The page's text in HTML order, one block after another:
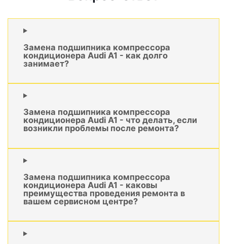
Замена подшипника компрессора
кондиционера Audi A1 - как долго
занимает?
Замена подшипника компрессора
кондиционера Audi A1 - что делать, если
возникли проблемы после ремонта?
Замена подшипника компрессора
кондиционера Audi A1 - каковы
преимущества проведения ремонта в
вашем сервисном центре?